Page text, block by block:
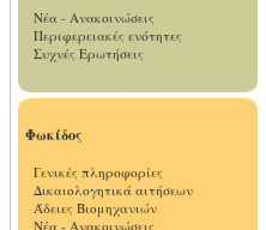
Νέα - Ανακοινώσεις
Περιφερειακές ενότητες
Συχνές Ερωτήσεις
Φωκίδος
Γενικές πληροφορίες
Δικαιολογητικά αιτήσεων
Άδειες Βιομηχανιών
Νέα - Ανακοινώσεις